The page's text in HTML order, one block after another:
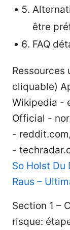
être
FAQ
Ressources
cliquable)
Wikipedia -
Official -
-
-
So Holst Du
Raus –
Section 1 –
risque: